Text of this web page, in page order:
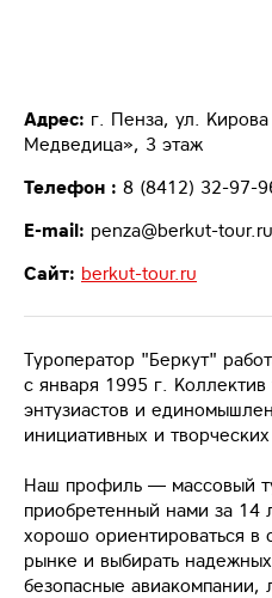
Адрес: г. Пенза, ул.
Медведица», 3 этаж
Телефон : 8 (8412) 32-97-
E-mail: penza@berkut-tour.ru
Сайт: berkut-tour.ru
Туроператор "Беркут"
с января 1995 г.
энтузиастов и
инициативных и
Наш профиль — массовый
приобретенный нами за 14
хорошо ориентироваться в
рынке и выбирать
безопасные